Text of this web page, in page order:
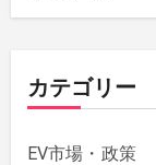
カテゴリー
EV市場・政策